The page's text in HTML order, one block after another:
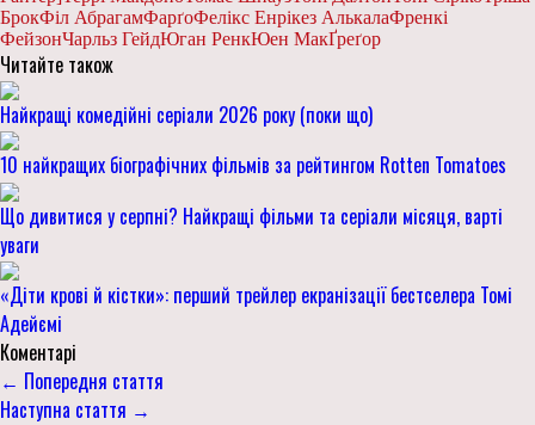
БрокФіл АбрагамФарґоФелікс Енрікез АлькалаФренкі
ФейзонЧарльз ГейдЮган РенкЮен МакҐреґор
Читайте також
Найкращі комедійні серіали 2026 року (поки що)
10 найкращих біографічних фільмів за рейтингом Rotten Tomatoes
Що дивитися у серпні? Найкращі фільми та серіали місяця, варті
уваги
«Діти крові й кістки»: перший трейлер екранізації бестселера Томі
Адейємі
Коментарі
← Попередня стаття
Наступна стаття →